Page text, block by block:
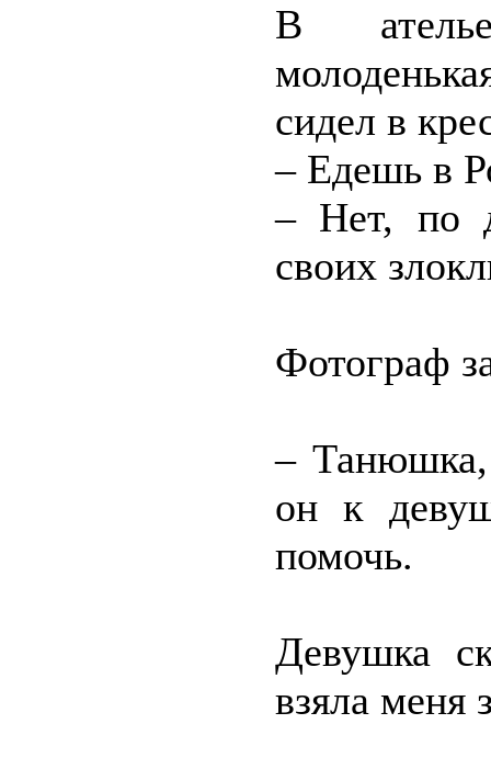
В
сидел в
– Едешь в
– Нет, по
своих
Фотограф
– Танюшка,
он к
помочь.
Девушка
взяла меня